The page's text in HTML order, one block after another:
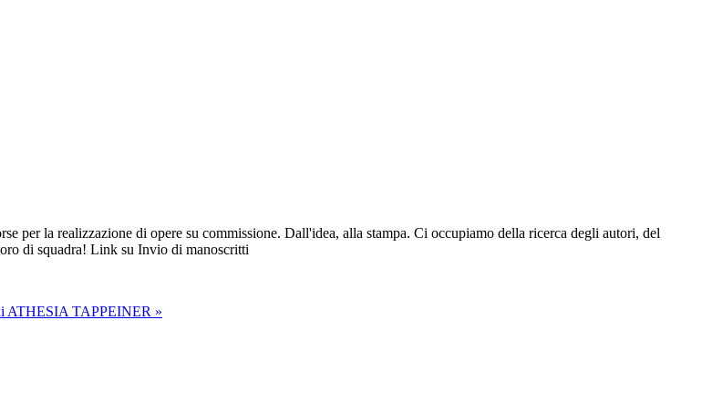
per la realizzazione di opere su commissione. Dall'idea, alla stampa. Ci occupiamo della ricerca degli autori, del
di squadra! Link su Invio di manoscritti
ATHESIA TAPPEINER »